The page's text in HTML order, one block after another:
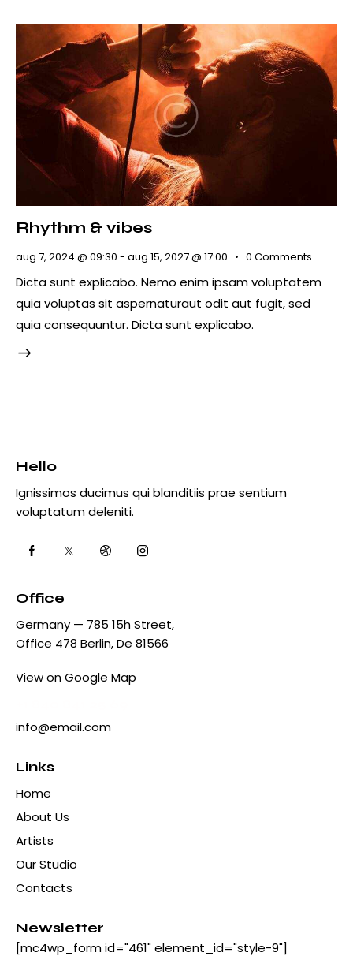
Rhythm & vibes
aug 7, 2024 @ 09:30 - aug 15, 2027 @ 17:00 0 Comments
Dicta sunt explicabo. Nemo enim ipsam voluptatem
quia voluptas sit aspernaturaut odit aut fugit, sed
quia consequuntur. Dicta sunt explicabo.
Hello
Ignissimos ducimus qui blanditiis prae sentium
voluptatum deleniti.
Office
Germany — 785 15h Street,
Office 478 Berlin, De 81566
View on Google Map
info@email.com
Links
Home
About Us
Artists
Our Studio
Contacts
Newsletter
[mc4wp_form id="461" element_id="style-9"]